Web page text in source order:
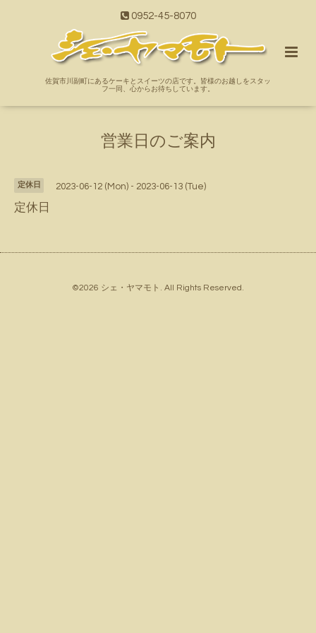
0952-45-8070
佐賀市川副町にあるケーキとスイーツの店です。皆様のお越しをスタッ
フ一同、心からお待ちしています。
営業日のご案内
定休日 2023-06-12 (Mon) - 2023-06-13 (Tue)
定休日
©2026 シェ・ヤマモト . All Rights Reserved.